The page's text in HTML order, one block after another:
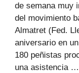
de semana muy
del movimiento
Almatret (Fed.
aniversario en
180 peñistas
una asistencia …